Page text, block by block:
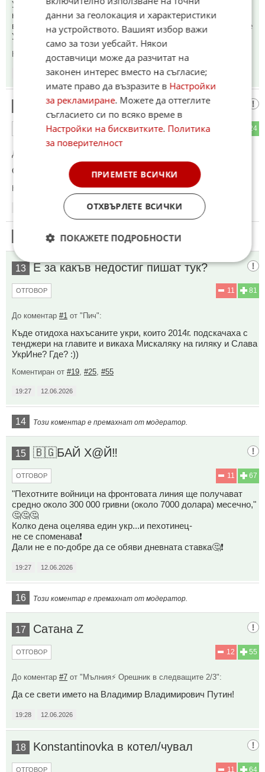
Украинците дезертират...На фронта само чужденци ,а
началството им само натЮвски инструктори и висши
военни .Т.н.ВСУ е на пряко подчинение на НАТО! Та,къде е
Украйна в целият този конфликт? Освен територията й!
Коментиран от
12.06.2026
Путин смелия
24
ОТГОВОР
До коментар
Обещах на НАТО и Израел да не го убивам
Коментиран от #22
12.06.2026
Този коментар е премахнат от модератор.
13 Е за какъв недостиг пишат тук?
81
11
ОТГОВОР
До коментар #1 от "Пич":
Къде отидоха нахъсаните укри, които 2014г. подскачаха с
тенджери на главите и викаха Мискаляку на гиляку и Слава
УкрИне? Где? :))
Коментиран от #19 #25 #55
19:27 12.06.2026
14 Този коментар е премахнат от модератор.
15 🇧🇬БАЙ Х@Й‼️
67
11
ОТГОВОР
"Пехотните войници на фронтовата линия ще получават
средно около 300 000 гривни (около 7000 долара) месечно,"
🤔🤔🤔
Колко дена оцелява един укр...и пехотинец-
не се споменава❗
Дали не е по-добре да се обяви дневната ставка🤔❗
19:27 12.06.2026
16 Този коментар е премахнат от модератор.
17 Сатана Z
55
12
ОТГОВОР
До коментар #7 от "Мълния⚡️ Орешник в следващите 2/3":
Да се свети името на Владимир Владимирович Путин!
19:28 12.06.2026
18 Konstantinovka в котел/чувал
64
11
ОТГОВОР
данни за геолокация и характеристики
на устройството. Вашият избор важи
само за този уебсайт. Някои
доставчици може да разчитат на
законен интерес вместо на съгласие;
имате право да възразите в Настройки
за рекламиране. Можете да оттеглите
съгласието си по всяко време в
Настройки на бисквитките. Политика
за поверителност
ПРИЕМЕТЕ ВСИЧКИ
ОТХВЪРЛЕТЕ ВСИЧКИ
ПОКАЖЕТЕ ПОДРОБНОСТИ